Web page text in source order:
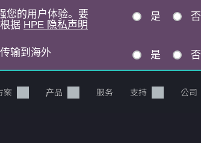
您的用户体验。要
据 HPE 隐私声明
是 否
输到海外 是 否
案 产品 服务 支持 公司